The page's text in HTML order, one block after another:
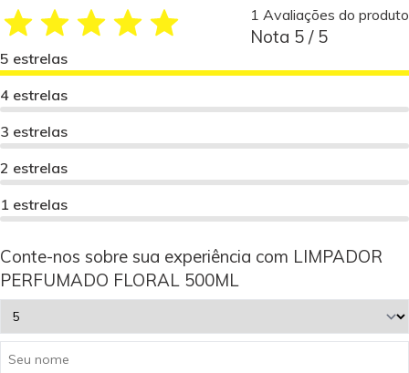
1 Avaliações do produto
Nota 5 / 5
5 estrelas
4 estrelas
3 estrelas
2 estrelas
1 estrelas
Conte-nos sobre sua experiência com LIMPADOR
PERFUMADO FLORAL 500ML